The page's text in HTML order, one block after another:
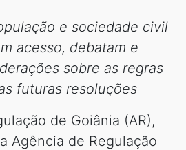
e sociedade civil
acesso, debatam e
sobre as regras
futuras resoluções
de Goiânia (AR),
Agência de Regulação